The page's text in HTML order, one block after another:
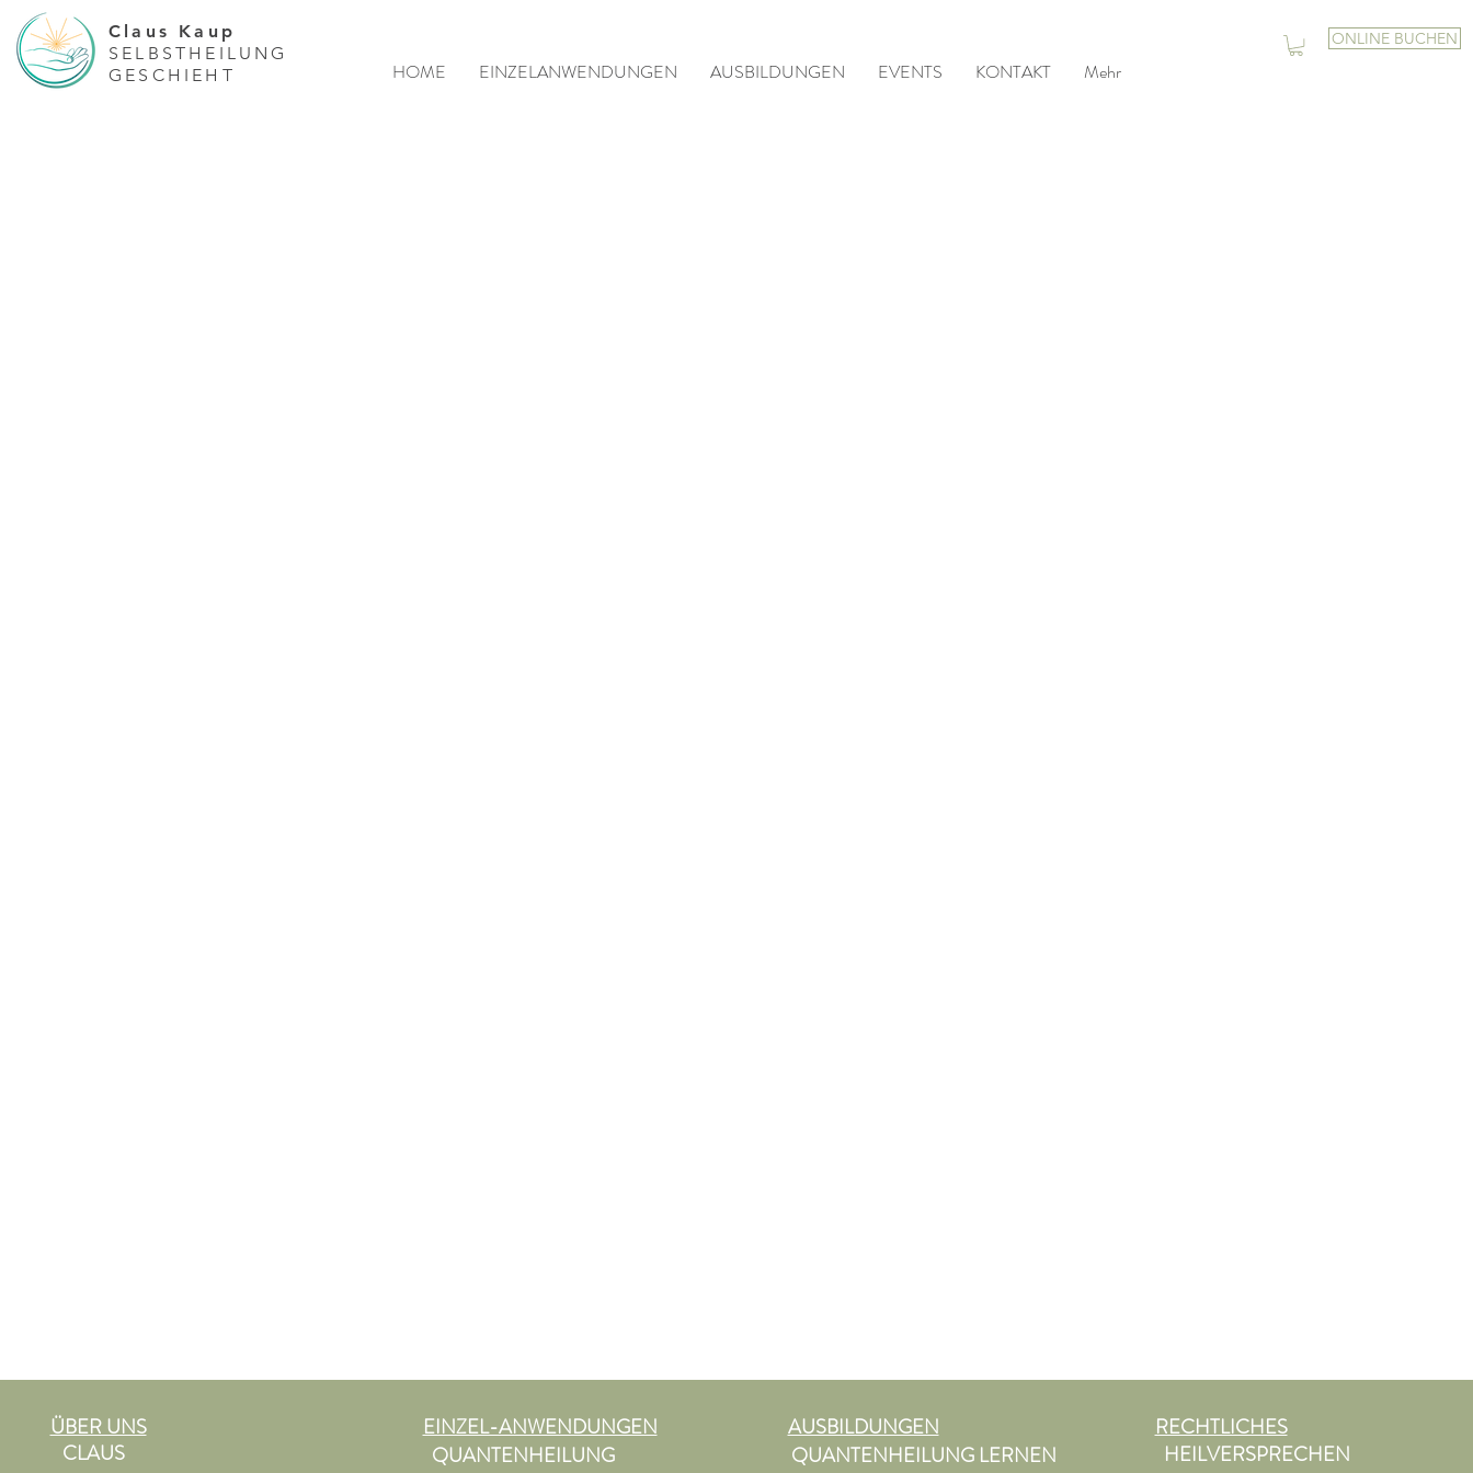
Claus Kaup
SELBSTHEILUNG
GESCHIEHT
ONLINE BUCHEN
HOME EINZELANWENDUNGEN AUSBILDUNGEN EVENTS KONTAKT Mehr
ÜBER UNS
CLAUS
EINZEL-ANWENDUNGEN
QUANTENHEILUNG
QUANTENHEILUNG LERNEN
AUSBILDUNGEN
RECHTLICHES
HEILVERSPRECHEN